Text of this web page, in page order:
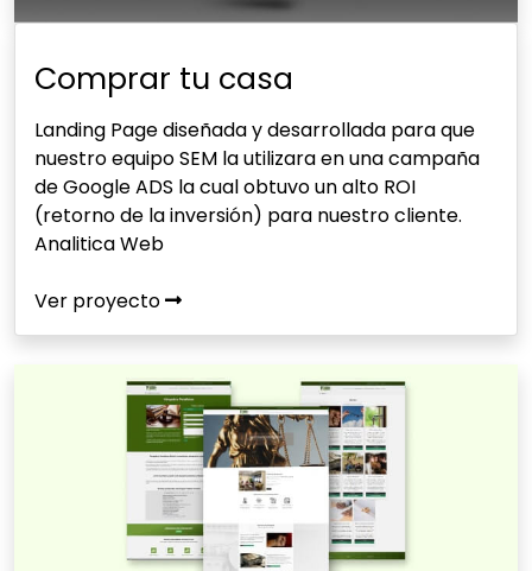
Comprar tu casa
Landing Page diseñada y desarrollada para que
nuestro equipo SEM la utilizara en una campaña
de Google ADS la cual obtuvo un alto ROI
(retorno de la inversión) para nuestro cliente.
Analitica Web
Ver proyecto